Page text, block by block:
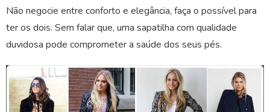
Não negocie entre conforto e elegância, faça o possível para
ter os dois. Sem falar que, uma sapatilha com qualidade
duvidosa pode comprometer a saúde dos seus pés.